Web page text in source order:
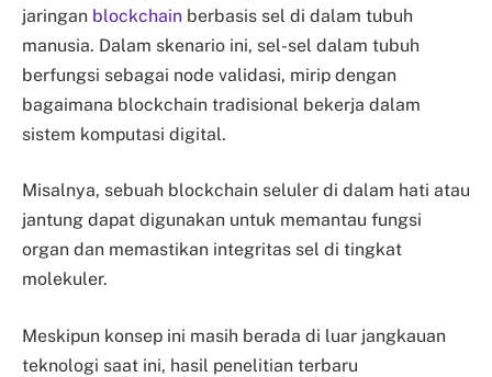
jaringan blockchain berbasis sel di dalam tubuh
manusia. Dalam skenario ini, sel-sel dalam tubuh
berfungsi sebagai node validasi, mirip dengan
bagaimana blockchain tradisional bekerja dalam
sistem komputasi digital.
Misalnya, sebuah blockchain seluler di dalam hati atau
jantung dapat digunakan untuk memantau fungsi
organ dan memastikan integritas sel di tingkat
molekuler.
Meskipun konsep ini masih berada di luar jangkauan
teknologi saat ini, hasil penelitian terbaru